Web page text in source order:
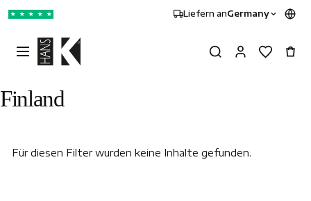
★ ★ ★ ★ ★ Liefern anGermany
Finland
Für diesen Filter wurden keine Inhalte gefunden.